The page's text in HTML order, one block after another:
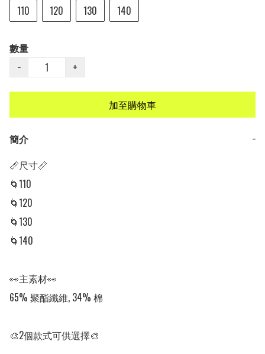
110
120 130 140
數量
−
+
加至購物車
簡介
−
📏尺寸📏
🌀110
🌀120
🌀130
🌀140
👀主素材👀
65% 聚酯纖維, 34% 棉
🎨2個款式可供選擇🎨